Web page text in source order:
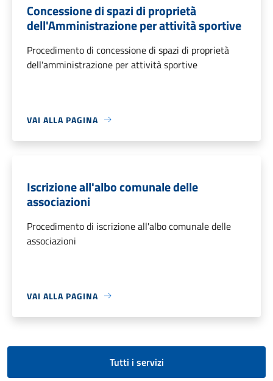
Concessione di spazi di proprietà
dell'Amministrazione per attività sportive
Procedimento di concessione di spazi di proprietà
dell'amministrazione per attività sportive
VAI ALLA PAGINA
Iscrizione all'albo comunale delle
associazioni
Procedimento di iscrizione all'albo comunale delle
associazioni
VAI ALLA PAGINA
Tutti i servizi